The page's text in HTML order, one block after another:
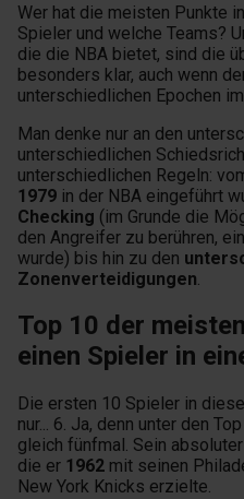
Wer hat die meisten Punkte
Spieler und welche Teams?
die die NBA bietet, sind die
besonders klar, auch wenn
unterschiedlichen Epochen
Man denke nur an den
unterschiedlichen
unterschiedlichen Regeln:
1979 in der NBA eingeführt
Checking (im Grunde die
den Angreifer zu berühren,
wurde) bis hin zu den
Zonenverteidigungen
Top 10 der
einen Spieler in
Die ersten 10 Spieler in
nur... 6. Ja, denn unter den
gleich fünfmal. Sein
die er 1962 mit seinen
New York Knicks erzielte.